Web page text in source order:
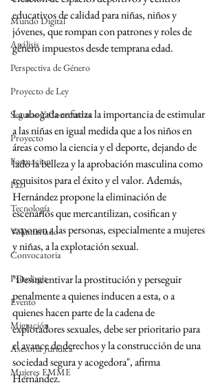
Mundo Digital
Análisis
Perspectiva de Género
Proyecto de Ley
Seguras Y Conectadas
Proyecto
Formacion
Paz
Tecnología
Voluntariado
Convocatoria
Psicología
Evento
Migración
Asesoría Jurídica
Mujeres EMME
educativos de calidad para niñas, niños y
jóvenes, que rompan con patrones y roles de
género impuestos desde temprana edad.
La abogada enfatiza la importancia de estimular
a las niñas en igual medida que a los niños en
áreas como la ciencia y el deporte, dejando de
lado la belleza y la aprobación masculina como
requisitos para el éxito y el valor. Además,
Hernández propone la eliminación de
escenarios que mercantilizan, cosifican y
exponen a las personas, especialmente a mujeres
y niñas, a la explotación sexual.
"Desincentivar la prostitución y perseguir
penalmente a quienes inducen a esta, o a
quienes hacen parte de la cadena de
explotadores sexuales, debe ser prioritario para
el avance de derechos y la construcción de una
sociedad segura y acogedora", afirma
Hernández.